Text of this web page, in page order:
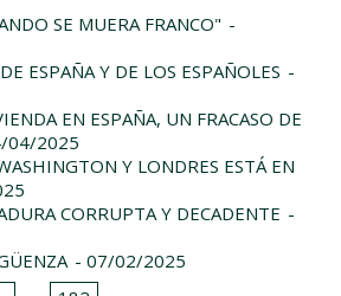
SE MUERA FRANCO" -
ESPAÑA Y DE LOS ESPAÑOLES -
EN ESPAÑA, UN FRACASO DE
04/2025
Y LONDRES ESTÁ EN
CORRUPTA Y DECADENTE -
- 07/02/2025